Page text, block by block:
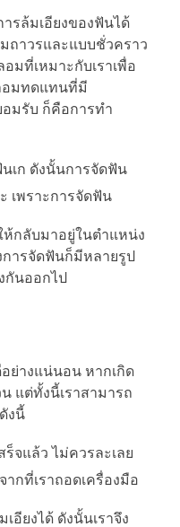
รล้มเอียงของฟันได้
าวรและแบบชั่วคราว
มที่เหมาะกับเราเพื่อ
อมทดแทนที่มี
มรับ ก็คือการทำ
เก ดังนั้นการจัดฟัน
เพราะการจัดฟัน
ห้กลับมาอยู่ในตำแหน่ง
ารจัดฟันก็มีหลายรูป
กันออกไป
ย่างแน่นอน หากเกิด
แต่ทั้งนี้เราสามารถ
งนี้
จแล้ว ไม่ควรละเลย
ากที่เราถอดเครื่องมือ
อียงได้ ดังนั้นเราจึง